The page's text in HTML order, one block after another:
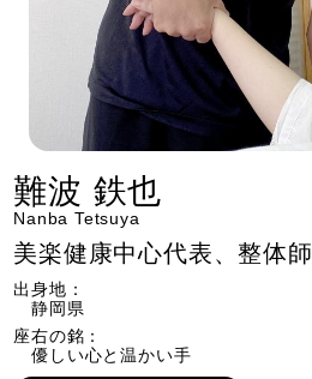
難波 鉄也
Nanba Tetsuya
美楽健康中心代表、整体師
出身地：
静岡県
座右の銘：
優しい心と温かい手